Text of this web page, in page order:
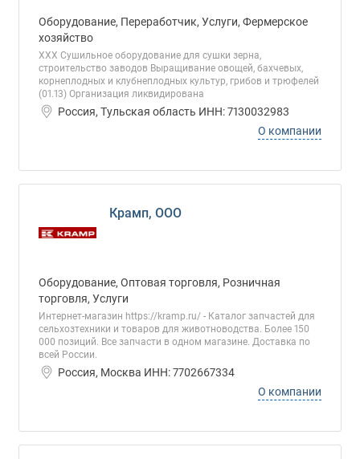
Оборудование, Переработчик, Услуги, Фермерское
хозяйство
ХХХ Сушильное оборудование для сушки зерна,
строительство заводов Выращивание овощей, бахчевых,
корнеплодных и клубнеплодных культур, грибов и трюфелей
(01.13) Организация ликвидирована
Россия, Тульская область ИНН: 7130032983
О компании
Крамп, ООО
Оборудование, Оптовая торговля, Розничная
торговля, Услуги
Интернет-магазин https://kramp.ru/ - Каталог запчастей для
сельхозтехники и товаров для животноводства. Более 150
000 позиций. Все запчасти в одном магазине. Доставка по
всей России.
Россия, Москва ИНН: 7702667334
О компании